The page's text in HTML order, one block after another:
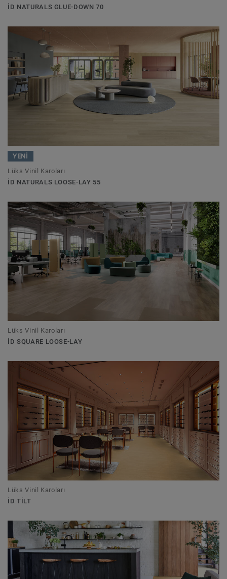
ID NATURALS GLUE-DOWN 70
YENİ
Lüks Vinil Karoları
ID NATURALS LOOSE-LAY 55
Lüks Vinil Karoları
ID SQUARE LOOSE-LAY
Lüks Vinil Karoları
ID TILT